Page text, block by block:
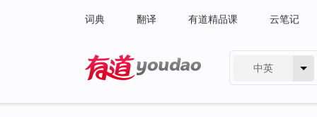
词典 翻译 有道精品课 云笔记
中英